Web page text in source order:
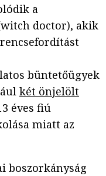
a
doctor), akik
büntetőügyek
két önjelölt
éves fiú
miatt az
boszorkányság